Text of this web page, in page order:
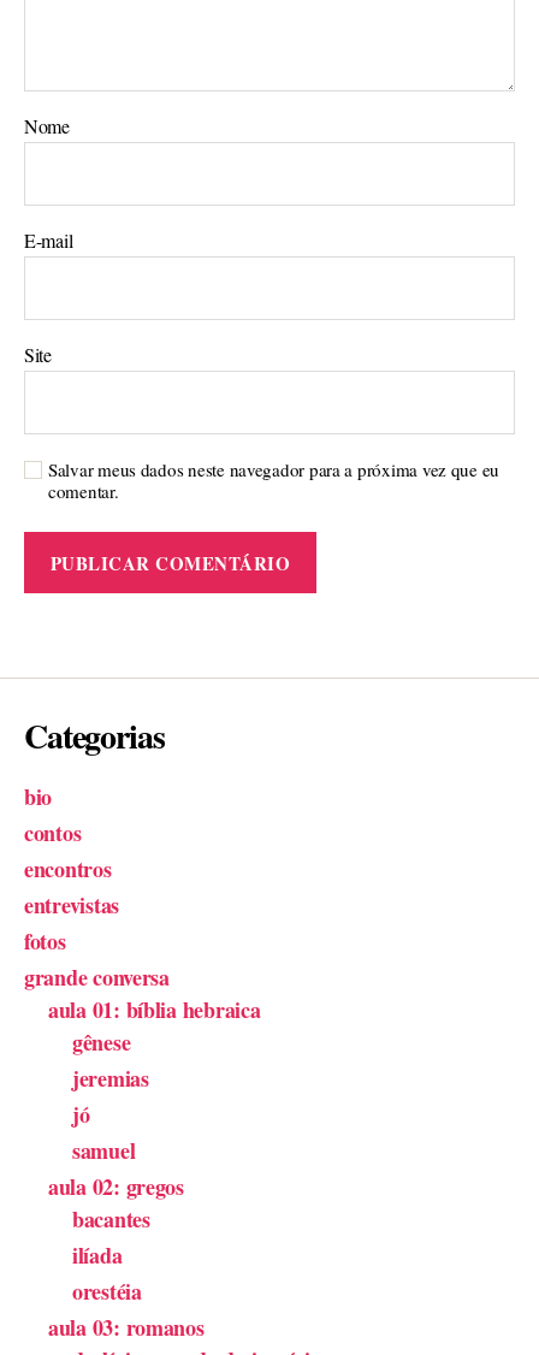
Nome
E-mail
Site
Salvar meus dados neste navegador para a próxima vez que eu
comentar.
Categorias
bio
contos
encontros
entrevistas
fotos
grande conversa
aula 01: bíblia hebraica
gênese
jeremias
jó
samuel
aula 02: gregos
bacantes
ilíada
orestéia
aula 03: romanos